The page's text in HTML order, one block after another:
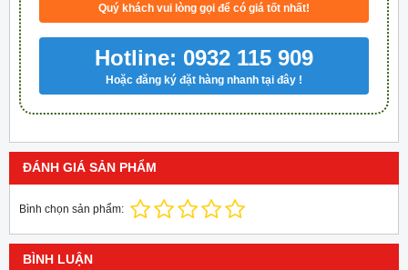
Quý khách vui lòng gọi để có giá tốt nhất!
Hotline: 0932 115 909
Hoặc đăng ký đặt hàng nhanh tại đây !
ĐÁNH GIÁ SẢN PHẨM
Bình chọn sản phẩm:
BÌNH LUẬN